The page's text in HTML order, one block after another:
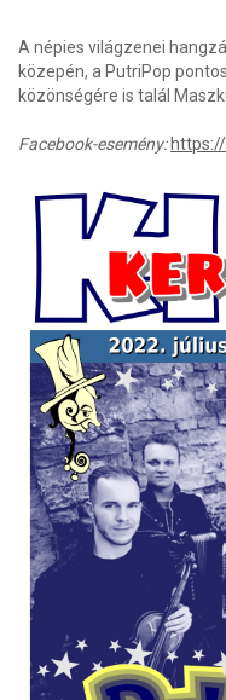
A népies világzenei
közepén, a PutriPop
közönségére is talál
Facebook-esemény: